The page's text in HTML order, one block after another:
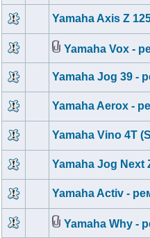
Yamaha Axis Z
Yamaha Vox -
Yamaha Jog 39 -
Yamaha Aerox -
Yamaha Vino 4T
Yamaha Jog Next
Yamaha Activ -
Yamaha Why -